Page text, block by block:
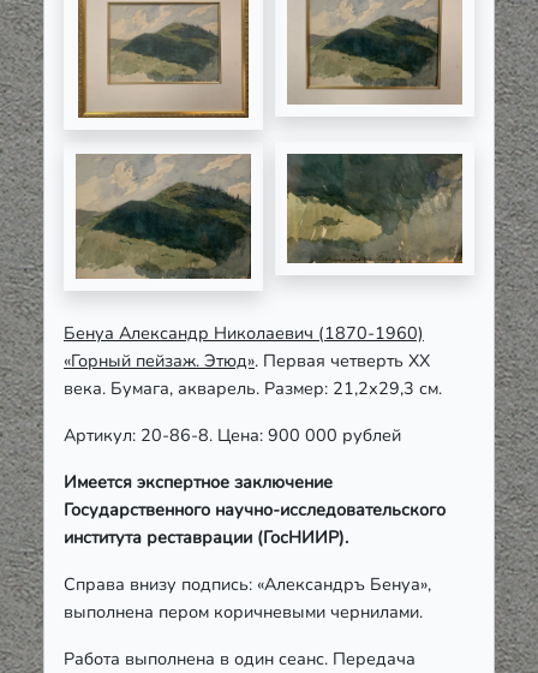
Бенуа Александр Николаевич (1870-1960)
«Горный пейзаж. Этюд». Первая четверть ХХ
века. Бумага, акварель. Размер: 21,2х29,3 см.
Артикул: 20-86-8. Цена: 900 000 рублей
Имеется экспертное заключение
Государственного научно-исследовательского
института реставрации (ГосНИИР).
Справа внизу подпись: «Александръ Бенуа»,
выполнена пером коричневыми чернилами.
Работа выполнена в один сеанс. Передача